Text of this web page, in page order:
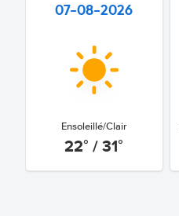
07-08-2026
Ensoleillé/Clair
22° / 31°